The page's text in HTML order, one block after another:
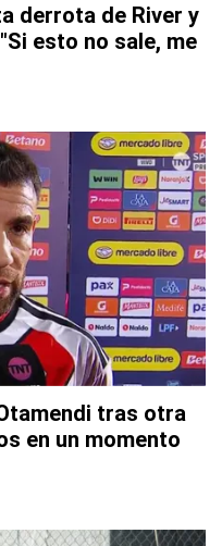
derrota de River y
esto no sale, me
tras otra
en un momento